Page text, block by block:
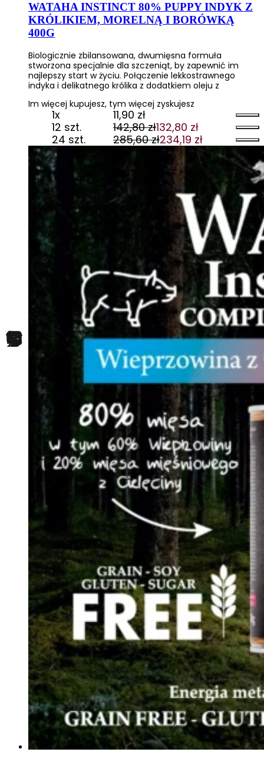
WATAHA INSTINCT 80% PUPPY INDYK Z
KRÓLIKIEM, MORELNĄ I BORÓWKĄ
400G
Biologicznie zbilansowana, dwumięsna formuła
stworzona specjalnie dla szczeniąt, by zapewnić im
najlepszy start w życiu. Połączenie lekkostrawnego
indyka i delikatnego królika z dodatkiem oleju z
Im więcej kupujesz, tym więcej zyskujesz
1x 11,90 zł
12 szt.
142,80zł
Pierwotna
cena
wynosiła:
142,80 zł.
132,80 zł
Aktualna
cena
wynosi:
132,80 zł.
24 szt. 285,60zł
Pierwotna
cena
wynosiła:
285,60 zł.
234,19 zł
Aktualna
cena
wynosi:
234,19 zł.